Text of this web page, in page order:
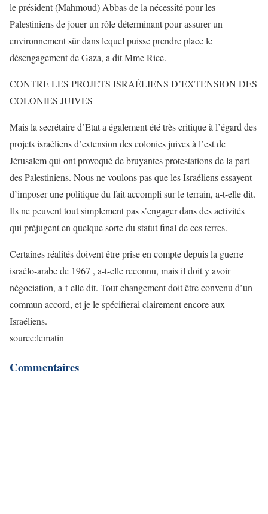
le président (Mahmoud) Abbas de la nécessité pour les
Palestiniens de jouer un rôle déterminant pour assurer un
environnement sûr dans lequel puisse prendre place le
désengagement de Gaza, a dit Mme Rice.
CONTRE LES PROJETS ISRAÉLIENS D’EXTENSION DES
COLONIES JUIVES
Mais la secrétaire d’Etat a également été très critique à l’égard des
projets israéliens d’extension des colonies juives à l’est de
Jérusalem qui ont provoqué de bruyantes protestations de la part
des Palestiniens. Nous ne voulons pas que les Israéliens essayent
d’imposer une politique du fait accompli sur le terrain, a-t-elle dit.
Ils ne peuvent tout simplement pas s’engager dans des activités
qui préjugent en quelque sorte du statut final de ces terres.
Certaines réalités doivent être prise en compte depuis la guerre
israélo-arabe de 1967 , a-t-elle reconnu, mais il doit y avoir
négociation, a-t-elle dit. Tout changement doit être convenu d’un
commun accord, et je le spécifierai clairement encore aux
Israéliens.
source:lematin
Commentaires